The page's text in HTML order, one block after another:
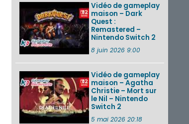
VOIR PLUS DE NEWS
Vidéo de gameplay
maison – Dark
Quest :
Remastered –
Nintendo Switch 2
8 juin 2026 9:00
Vidéo de gameplay
maison – Agatha
Christie – Mort sur
le Nil – Nintendo
Switch 2
5 mai 2026 20:18